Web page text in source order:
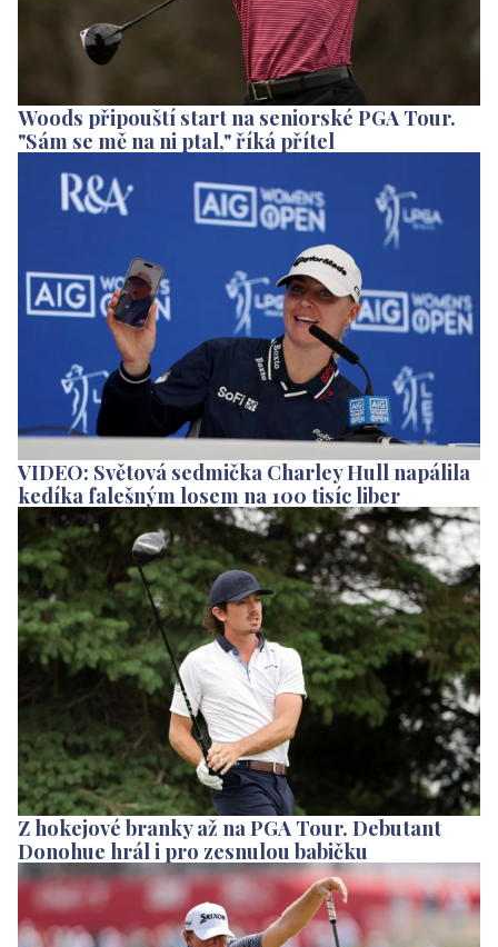
Woods připouští start na seniorské PGA Tour.
"Sám se mě na ni ptal," říká přítel
VIDEO: Světová sedmička Charley Hull napálila
kedíka falešným losem na 100 tisíc liber
Z hokejové branky až na PGA Tour. Debutant
Donohue hrál i pro zesnulou babičku